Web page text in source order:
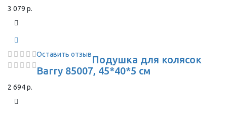
3 079 р.
Оставить отзывПодушка для колясок
Barry 85007, 45*40*5 см
2 694 р.